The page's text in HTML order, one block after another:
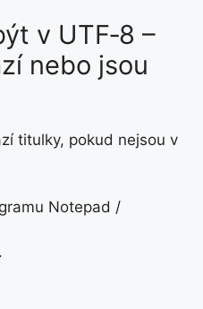
v UTF‑8 –
nebo jsou
titulky, pokud nejsou v
Notepad /